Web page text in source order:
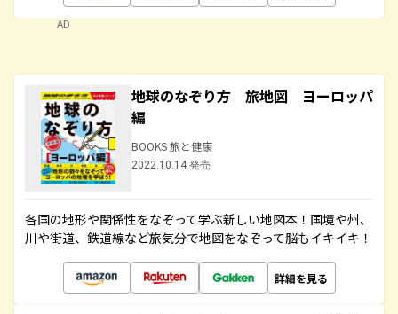
AD
地球のなぞり方 旅地図 ヨーロッパ
編
BOOKS 旅と健康
2022.10.14 発売
各国の地形や関係性をなぞって学ぶ新しい地図本！国境や州、
川や街道、鉄道線など旅気分で地図をなぞって脳もイキイキ！
詳細を見る